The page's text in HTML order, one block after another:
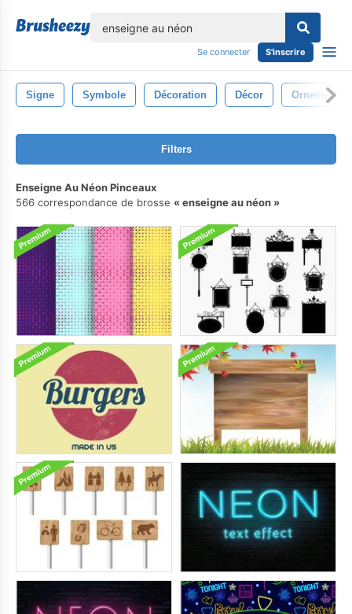
Se connecter S'inscrire
Signe Symbole Décoration Décor Ornemental
Filters
Enseigne Au Néon Pinceaux
566 correspondance de brosse
enseigne au néon